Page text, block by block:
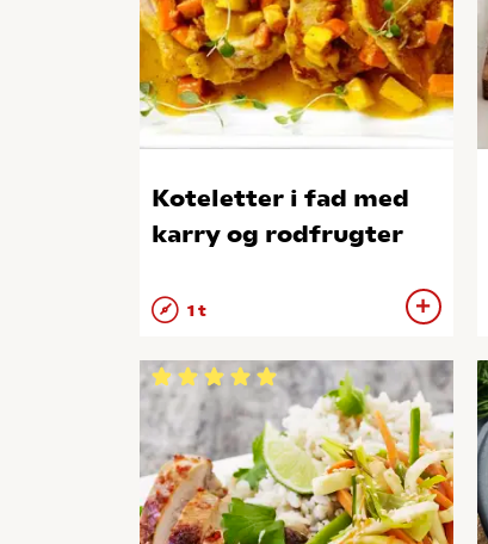
Koteletter i fad med
karry og rodfrugter
1 t